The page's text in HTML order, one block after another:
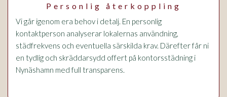
Personlig återkoppling
Vi går igenom era behov i detalj. En personlig
kontaktperson analyserar lokalernas användning,
städfrekvens och eventuella särskilda krav. Därefter får ni
en tydlig och skräddarsydd offert på kontorsstädning i
Nynäshamn med full transparens.